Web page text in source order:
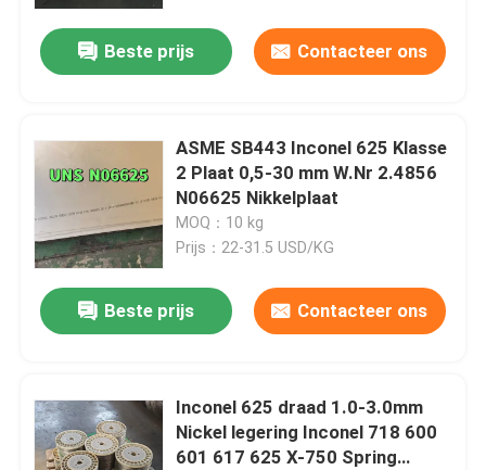
Beste prijs Contacteer ons
ASME SB443 Inconel 625 Klasse
2 Plaat 0,5-30 mm W.Nr 2.4856
N06625 Nikkelplaat
MOQ：10 kg
Prijs：22-31.5 USD/KG
Beste prijs Contacteer ons
Inconel 625 draad 1.0-3.0mm
Nickel legering Inconel 718 600
601 617 625 X-750 Spring